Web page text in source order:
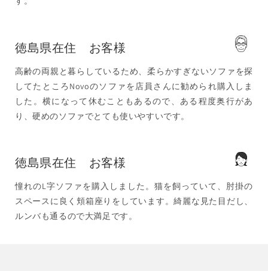
徳島県在住 お客様
高齢の両親と暮らしているため、柔らかすぎないソファを探
してたところNovoのソファを店員さんに勧められ購入しま
した。横になって休むこともあるので、ある程度奥行があ
り、硬めのソファでとても使いやすいです。
徳島県在住 お客様
憧れのL字ソファを購入しました。猫を飼っていて、肘掛の
スペースに良く頬箱座りをしています。綺麗な見た目だし、
ルンバも通るので大満足です。